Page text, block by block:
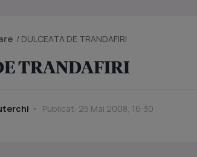
/ DULCEATA DE TRANDAFIRI
TRANDAFIRI
Publicat: 25 Mai 2008, 16:30